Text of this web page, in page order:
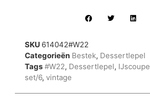
SKU 614042#W22
Categorieën Bestek, Dessertlepel
Tags #W22, Dessertlepel, IJscoupe
set/6, vintage